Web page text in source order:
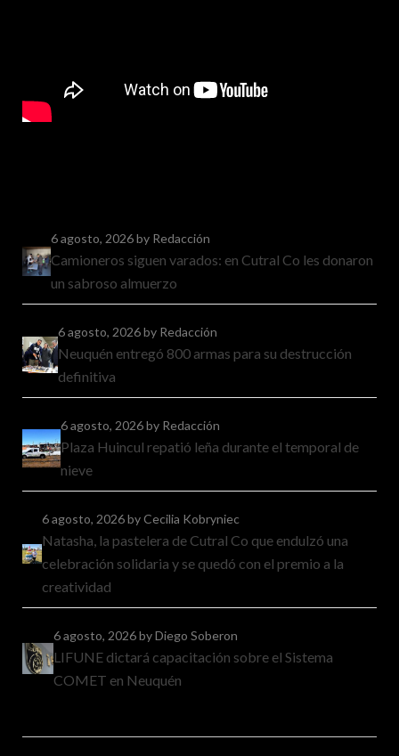
6 agosto, 2026by Redacción
Camioneros siguen varados: en Cutral Co les donaron
un sabroso almuerzo
6 agosto, 2026by Redacción
Neuquén entregó 800 armas para su destrucción
definitiva
6 agosto, 2026by Redacción
Plaza Huincul repatió leña durante el temporal de
nieve
6 agosto, 2026by Cecilia Kobryniec
Natasha, la pastelera de Cutral Co que endulzó una
celebración solidaria y se quedó con el premio a la
creatividad
6 agosto, 2026by Diego Soberon
LIFUNE dictará capacitación sobre el Sistema
COMET en Neuquén